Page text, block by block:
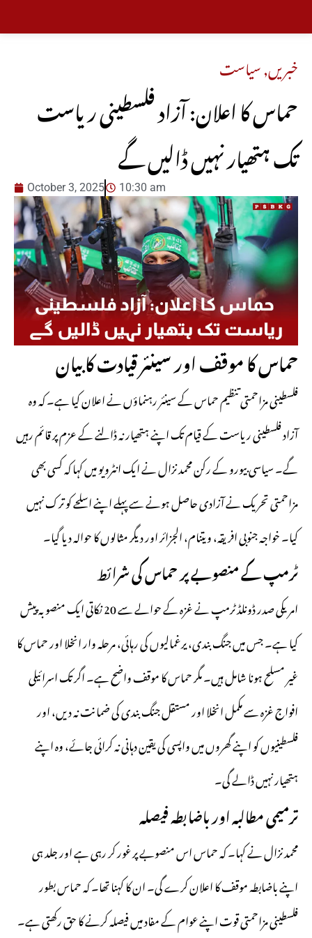
خبریں,سیاست
حماس کا اعلان: آزاد فلسطینی ریاست
تک ہتھیار نہیں ڈالیں گے
October 3, 2025 10:30 am
حماس کا موقف اور سینئر قیادت کا بیان
فلسطینی مزاحمتی تنظیم حماس کے سینئر رہنماؤں نے اعلان کیا ہے۔ کہ وہ
آزاد فلسطینی ریاست کے قیام تک اپنے ہتھیار نہ ڈالنے کے عزم پر قائم رہیں
گے۔ سیاسی بیورو کے رکن محمد نزال نے ایک انٹرویو میں کہا کہ کسی بھی
مزاحمتی تحریک نے آزادی حاصل ہونے سے پہلے اپنے اسلحے کو ترک نہیں
کیا۔ خواجہ جنوبی افریقہ، ویتنام، الجزائر اور دیگر مثالوں کا حوالہ دیا گیا۔
ٹرمپ کے منصوبے پر حماس کی شرائط
امریکی صدر ڈونلڈ ٹرمپ نے غزہ کے حوالے سے 20 نکاتی ایک منصوبہ پیش
کیا ہے۔ جس میں جنگ بندی، یرغمالیوں کی رہائی، مرحلہ وار انخلا اور حماس کا
غیر مسلح ہونا شامل ہیں۔ مگر حماس کا موقف واضح ہے۔ اگر تک اسرائیلی
افواج غزہ سے مکمل انخلا اور مستقل جنگ بندی کی ضمانت نہ دیں، اور
فلسطینیوں کو اپنے گھروں میں واپسی کی یقین دہانی نہ کرائی جائے، وہ اپنے
ہتھیار نہیں ڈالے گی۔
ترمیمی مطالبہ اور باضابطہ فیصلہ
محمد نزال نے کہا۔ کہ حماس اس منصوبے پر غور کر رہی ہے اور جلد ہی
اپنے باضابطہ موقف کا اعلان کرے گی۔ ان کا کہنا تھا۔ کہ حماس بطور
فلسطینی مزاحمتی قوت اپنے عوام کے مفاد میں فیصلہ کرنے کا حق رکھتی ہے۔